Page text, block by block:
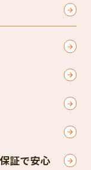
証で安心